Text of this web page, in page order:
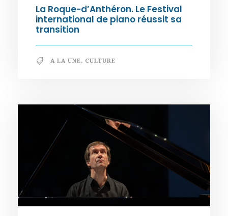
La Roque-d’Anthéron. Le Festival
international de piano réussit sa
transition
A LA UNE, CULTURE